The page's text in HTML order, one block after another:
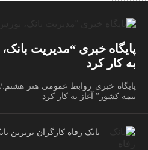
پایگاه خبری “مدیریت
به کار کرد
پایگاه خبری روابط عمومی هنر
بیمه کشور” آغاز به کار کرد
بانک رفاه کارگران برترین